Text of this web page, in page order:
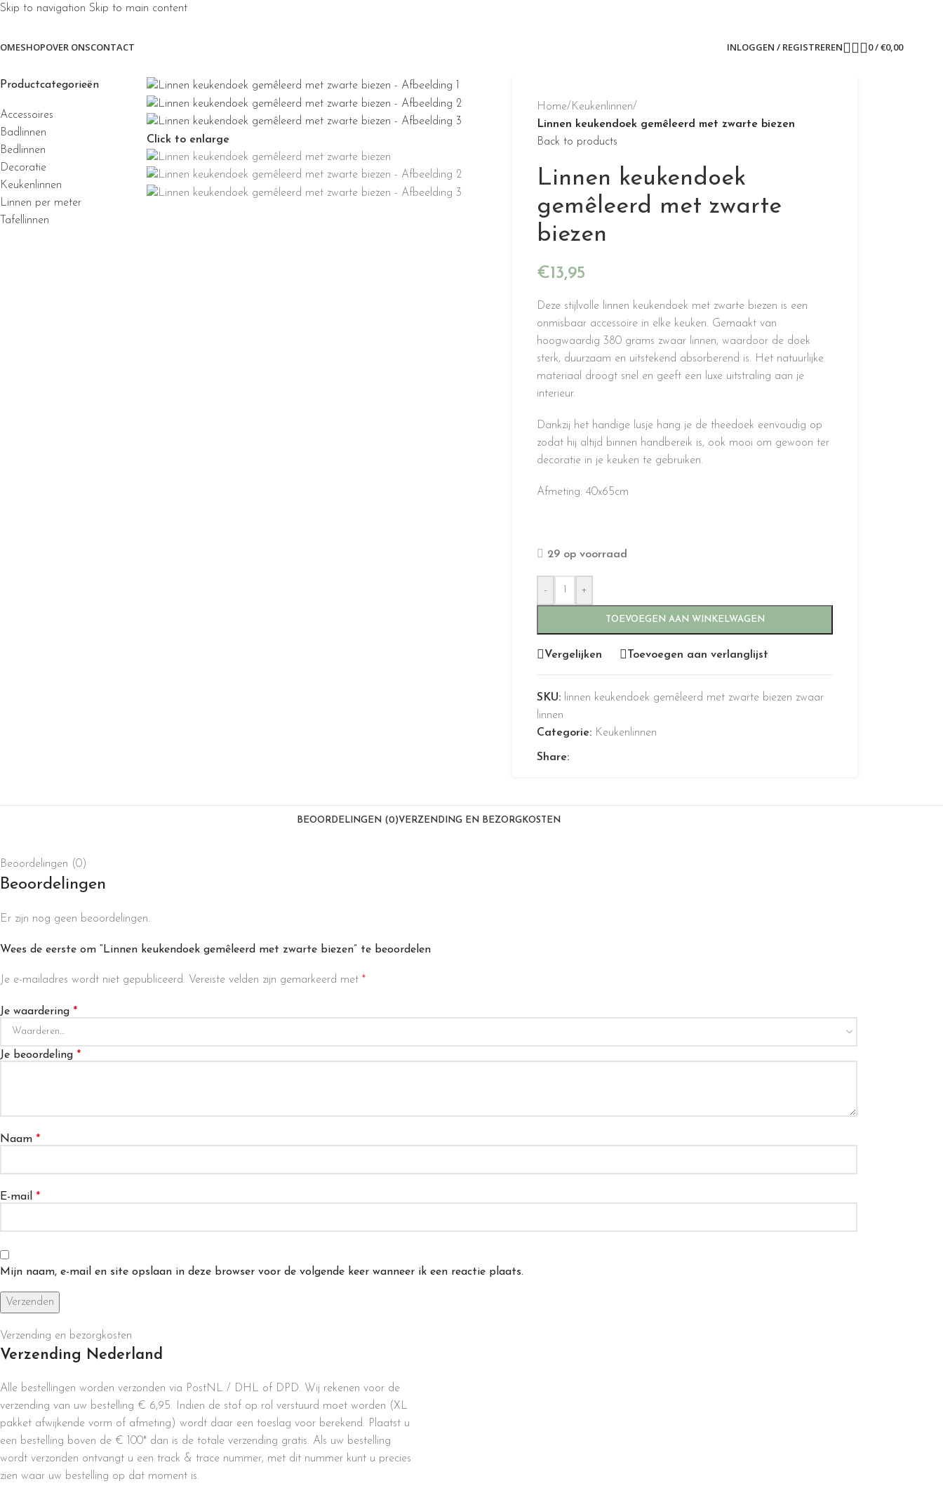
Skip to navigation Skip to main content
SHOPOVER ONSCONTACT INLOGGEN / REGISTREREN 0/€0,00
Productcategorieën
Accessoires
Badlinnen
Bedlinnen
Decoratie
Keukenlinnen
Linnen per meter
Tafellinnen
Click to enlarge
Home/ Keukenlinnen/
Linnen keukendoek gemêleerd met zwarte biezen
Back to products
Linnen keukendoek
gemêleerd met zwarte
biezen
€13,95
Deze stijlvolle linnen keukendoek met zwarte biezen is een
onmisbaar accessoire in elke keuken. Gemaakt van
hoogwaardig 380 grams zwaar linnen, waardoor de doek
sterk, duurzaam en uitstekend absorberend is. Het natuurlijke
materiaal droogt snel en geeft een luxe uitstraling aan je
interieur.
Dankzij het handige lusje hang je de theedoek eenvoudig op
zodat hij altijd binnen handbereik is, ook mooi om gewoon ter
decoratie in je keuken te gebruiken.
Afmeting: 40x65cm
29 op voorraad
- +
TOEVOEGEN AAN WINKELWAGEN
Vergelijken Toevoegen aan verlanglijst
SKU: linnen keukendoek gemêleerd met zwarte biezen zwaar
linnen
Categorie: Keukenlinnen
Share:
BEOORDELINGEN (0)VERZENDING EN BEZORGKOSTEN
Beoordelingen (0)
Beoordelingen
Er zijn nog geen beoordelingen.
Wees de eerste om “Linnen keukendoek gemêleerd met zwarte biezen” te beoordelen
Je e-mailadres wordt niet gepubliceerd. Vereiste velden zijn gemarkeerd met *
Je waardering *
Je beoordeling *
Naam *
E-mail *
Mijn naam, e-mail en site opslaan in deze browser voor de volgende keer wanneer ik een reactie plaats.
Verzending en bezorgkosten
Verzending Nederland
Alle bestellingen worden verzonden via PostNL / DHL of DPD. Wij rekenen voor de
verzending van uw bestelling € 6,95. Indien de stof op rol verstuurd moet worden (XL
pakket afwijkende vorm of afmeting) wordt daar een toeslag voor berekend. Plaatst u
een bestelling boven de € 100* dan is de totale verzending gratis. Als uw bestelling
wordt verzonden ontvangt u een track & trace nummer, met dit nummer kunt u precies
zien waar uw bestelling op dat moment is.